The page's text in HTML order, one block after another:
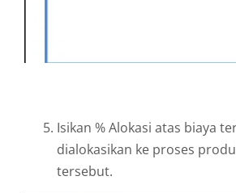
Isikan % Alokasi atas biaya
dialokasikan ke proses
tersebut.